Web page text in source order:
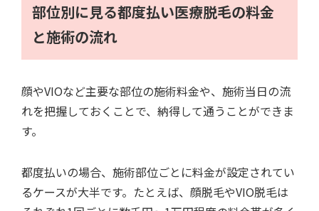
部位別に見る都度払い医療脱毛の料金
と施術の流れ
顔やVIOなど主要な部位の施術料金や、施術当日の流
れを把握しておくことで、納得して通うことができま
す。
都度払いの場合、施術部位ごとに料金が設定されてい
るケースが大半です。たとえば、顔脱毛やVIO脱毛は